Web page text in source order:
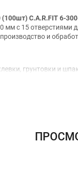
C.A.R.FIT 6-
с 15 отверстиями
и
грунтовки и